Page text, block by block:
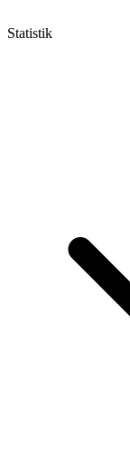
Statistik